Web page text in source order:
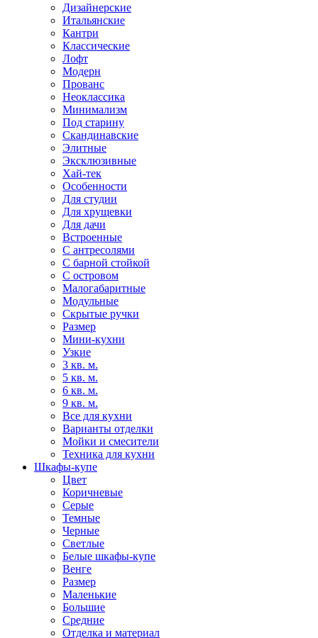
Дизайнерские
Итальянские
Кантри
Классические
Лофт
Модерн
Прованс
Неоклассика
Минимализм
Под старину
Скандинавские
Элитные
Эксклюзивные
Хай-тек
Особенности
Для студии
Для хрущевки
Для дачи
Встроенные
С антресолями
С барной стойкой
С островом
Малогабаритные
Модульные
Скрытые ручки
Размер
Мини-кухни
Узкие
3 кв. м.
5 кв. м.
6 кв. м.
9 кв. м.
Все для кухни
Варианты отделки
Мойки и смесители
Техника для кухни
Шкафы-купе
Цвет
Коричневые
Серые
Темные
Черные
Светлые
Белые шкафы-купе
Венге
Размер
Маленькие
Большие
Средние
Отделка и материал